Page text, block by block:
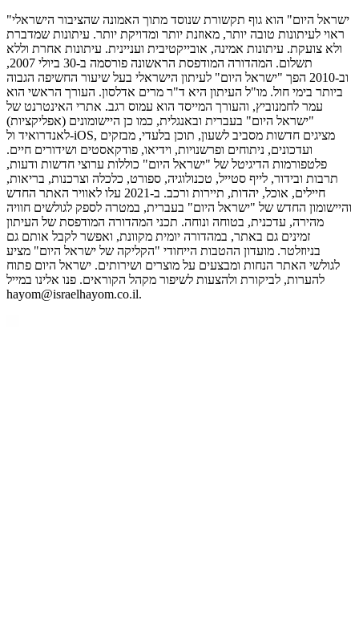
"ישראל היום" הוא גוף תקשורת שנוסד מתוך האמונה שהציבור הישראלי
ראוי לעיתונות טובה יותר, מאוזנת יותר ומדויקת יותר. עיתונות שמדברת
ולא צועקת. עיתונות אמינה, אובייקטיבית ועניינית. עיתונות אחרת וללא
תשלום. המהדורה המודפסת הראשונה פורסמה ב-30 ביולי 2007,
וב-2010 הפך "ישראל היום" לעיתון הישראלי בעל שיעור החשיפה הגבוה
ביותר בימי חול. מו"ל העיתון היא ד"ר מרים אדלסון. העורך הראשי הוא
עמר לחמנוביץ, והעורך המייסד הוא עמוס רגב. אתרי האינטרנט של
"ישראל היום" בעברית ובאנגלית, כמו כן היישומונים (אפליקציות)
לאנדרואיד ול-iOS, מציגים חדשות מסביב לשעון, תוכן בלעדי, מבזקים
ועדכונים, ניתוחים ופרשנויות, וידיאו, פודקאסטים ושידורים חיים.
פלטפורמות הדיגיטל של "ישראל היום" כוללות ערוצי חדשות ודעות,
תרבות ובידור, לייף סטייל, טכנולוגיה, ספורט, כלכלה וצרכנות, בריאות,
חיילים, אוכל, יהדות, תיירות ורכב. ב-2021 עלו לאוויר האתר החדש
והיישומון החדש של "ישראל היום" בעברית, במטרה לספק לגולשים חוויה
מהירה, עדכנית, בטוחה ונוחה. תכני המהדורה המודפסת של העיתון
זמינים גם באתר, במהדורה יומית מקוונת, ואפשר לקבל אותם גם
בניוזלטר. מועדון ההטבות הייחודי "הקליקה של ישראל היום" מציע
לגולשי האתר הנחות ומבצעים על מוצרים ושירותים. ישראל היום פתוח
להערות, לביקורת ולהצעות לשיפור מקהל הקוראים. פנו אלינו במייל
hayom@israelhayom.co.il.